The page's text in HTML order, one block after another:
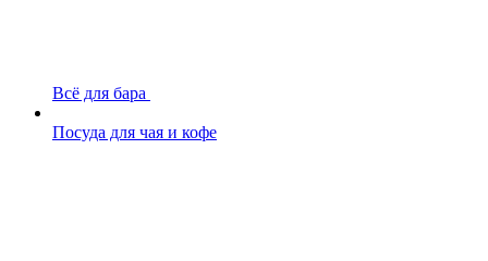
Всё для бара
Посуда для чая и кофе